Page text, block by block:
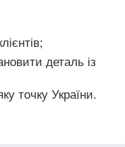
деталь із
точку України.